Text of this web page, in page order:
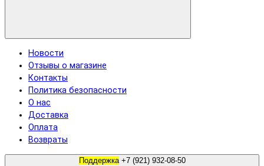
Новости
Отзывы о магазине
Контакты
Политика безопасности
О нас
Доставка
Оплата
Возвраты
Поддержка +7 (921) 932-08-50